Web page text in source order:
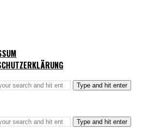
Type and hit enter
Type and hit enter